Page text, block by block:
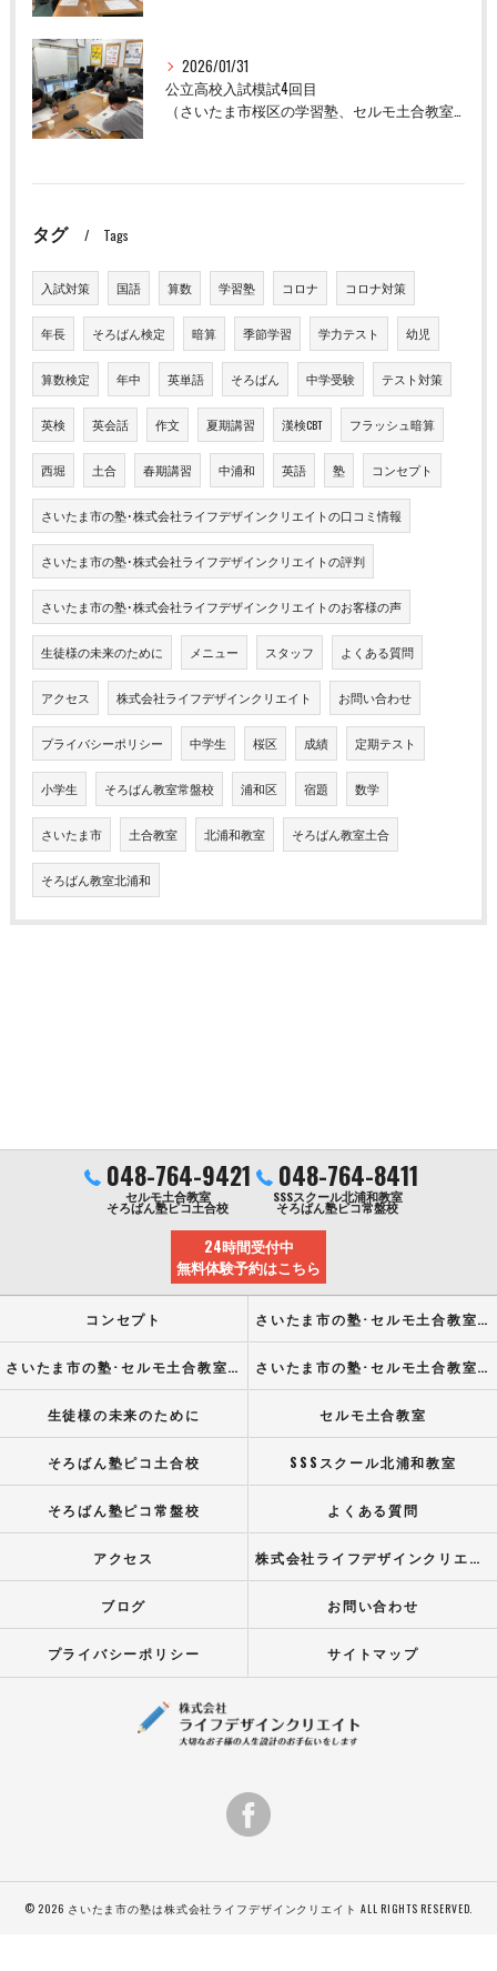
2026/01/31
公立高校入試模試4回目
（さいたま市桜区の学習塾、セルモ土合教室）
タグ Tags
入試対策 国語 算数 学習塾 コロナ コロナ対策
年長 そろばん検定 暗算 季節学習 学力テスト 幼児
算数検定 年中 英単語 そろばん 中学受験 テスト対策
英検 英会話 作文 夏期講習 漢検CBT フラッシュ暗算
西堀 土合 春期講習 中浦和 英語 塾 コンセプト
さいたま市の塾･株式会社ライフデザインクリエイトの口コミ情報
さいたま市の塾･株式会社ライフデザインクリエイトの評判
さいたま市の塾･株式会社ライフデザインクリエイトのお客様の声
生徒様の未来のために メニュー スタッフ よくある質問
アクセス 株式会社ライフデザインクリエイト お問い合わせ
プライバシーポリシー 中学生 桜区 成績 定期テスト
小学生 そろばん教室常盤校 浦和区 宿題 数学
さいたま市 土合教室 北浦和教室 そろばん教室土合
そろばん教室北浦和
048-764-9421
セルモ土合教室
そろばん塾ピコ土合校
048-764-8411
SSSスクール北浦和教室
そろばん塾ピコ常盤校
24時間受付中
無料体験予約はこちら
コンセプト さいたま市の塾･セルモ土合教室の口コミ情報
さいたま市の塾･セルモ土合教室の評判 さいたま市の塾･セルモ土合教室のお客様の声
生徒様の未来のために セルモ土合教室
そろばん塾ピコ土合校 SSSスクール北浦和教室
そろばん塾ピコ常盤校 よくある質問
アクセス 株式会社ライフデザインクリエイト
ブログ お問い合わせ
プライバシーポリシー サイトマップ
© 2026 さいたま市の塾は株式会社ライフデザインクリエイト ALL RIGHTS RESERVED.